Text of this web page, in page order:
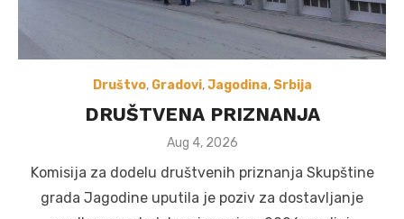
Društvo, Gradovi,Jagodina, Srbija
DRUŠTVENA PRIZNANJA
Posted
Aug 4, 2026
Komisija za dodelu društvenih priznanja Skupštine
grada Jagodine uputila je poziv za dostavljanje